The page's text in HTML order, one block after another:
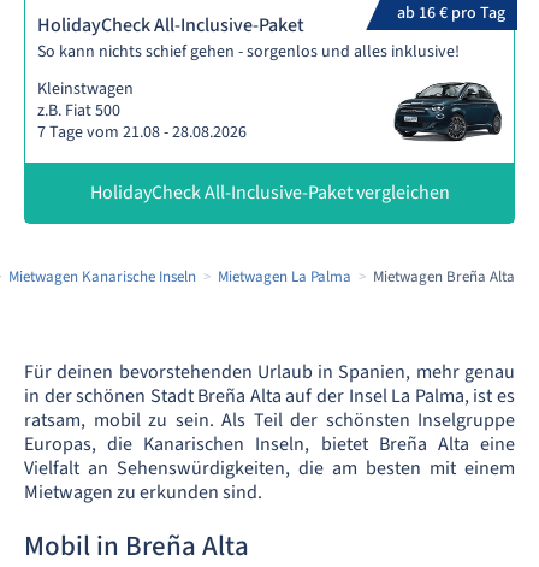
ab 16 € pro Tag
HolidayCheck All-Inclusive-Paket
So kann nichts schief gehen - sorgenlos und alles inklusive!
Kleinstwagen
z.B. Fiat 500
7 Tage vom 21.08 - 28.08.2026
HolidayCheck All-Inclusive-Paket vergleichen
Mietwagen Kanarische Inseln Mietwagen La Palma Mietwagen Breña Alta
Für deinen bevorstehenden Urlaub in Spanien, mehr genau
in der schönen Stadt Breña Alta auf der Insel La Palma, ist es
ratsam, mobil zu sein. Als Teil der schönsten Inselgruppe
Europas, die Kanarischen Inseln, bietet Breña Alta eine
Vielfalt an Sehenswürdigkeiten, die am besten mit einem
Mietwagen zu erkunden sind.
Mobil in Breña Alta